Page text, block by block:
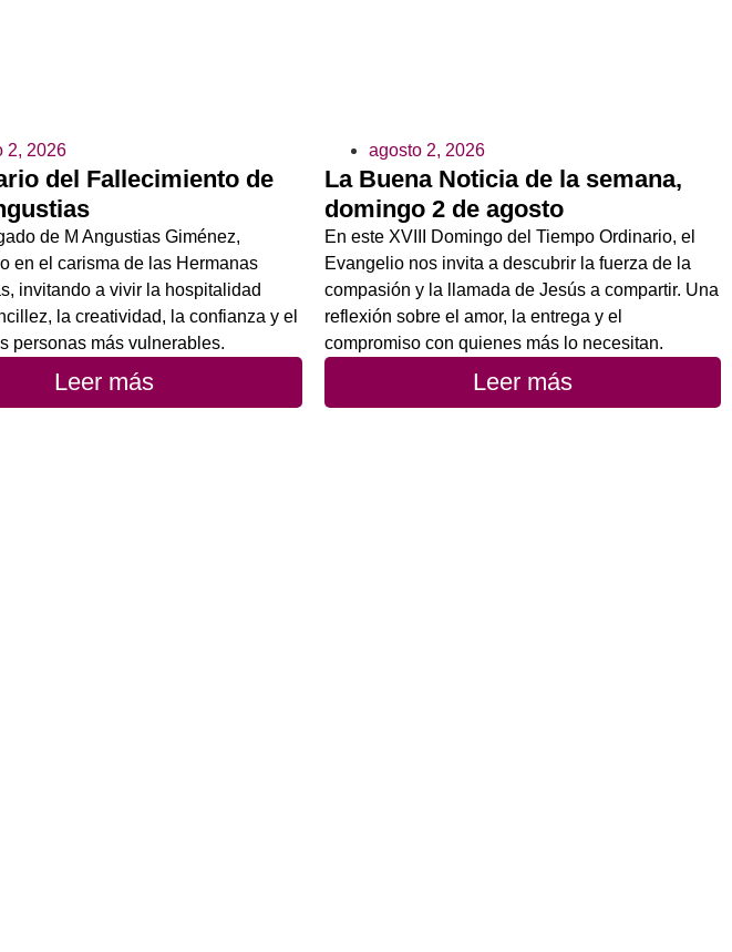
2, 2026
del Fallecimiento de
de M Angustias Giménez,
en el carisma de las Hermanas
invitando a vivir la hospitalidad
la creatividad, la confianza y el
personas más vulnerables.
Leer más
agosto 2, 2026
La Buena Noticia de la semana,
domingo 2 de agosto
En este XVIII Domingo del Tiempo Ordinario, el
Evangelio nos invita a descubrir la fuerza de la
compasión y la llamada de Jesús a compartir. Una
reflexión sobre el amor, la entrega y el
compromiso con quienes más lo necesitan.
Leer más